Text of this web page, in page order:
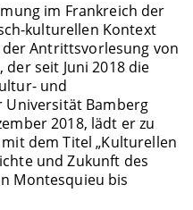
im Frankreich der
kulturellen Kontext
der Antrittsvorlesung von
seit Juni 2018 die
und
Universität Bamberg
2018, lädt er zu
dem Titel „Kulturellen
und Zukunft des
Montesquieu bis